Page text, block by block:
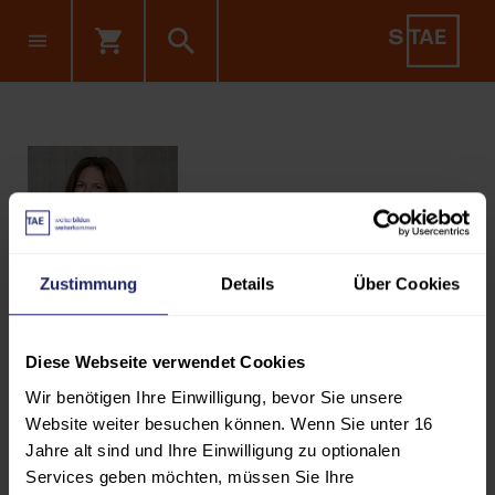
Zustimmung Details Über Cookies
Diese Webseite verwendet Cookies
Wir benötigen Ihre Einwilligung, bevor Sie unsere
Website weiter besuchen können. Wenn Sie unter 16
Jahre alt sind und Ihre Einwilligung zu optionalen
Services geben möchten, müssen Sie Ihre
Dipl.-Betriebsw. (FH) Nina Götz
Leitung Studiengänge
nina.goetz@tae.de
Telefon: +49 711 3400846